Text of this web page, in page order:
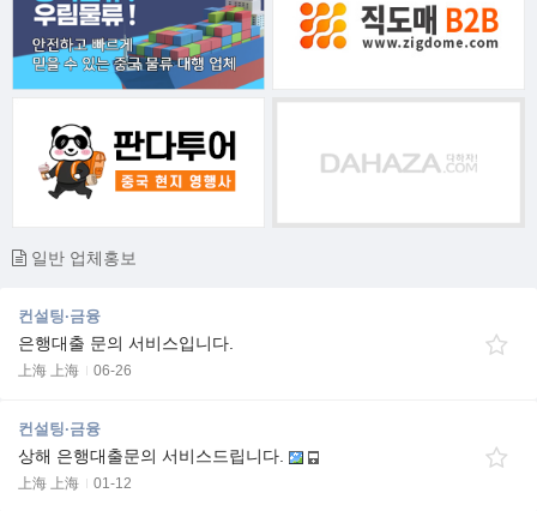
일반 업체홍보
컨설팅·금융
은행대출 문의 서비스입니다.
上海 上海 06-26
컨설팅·금융
상해 은행대출문의 서비스드립니다.
上海 上海 01-12